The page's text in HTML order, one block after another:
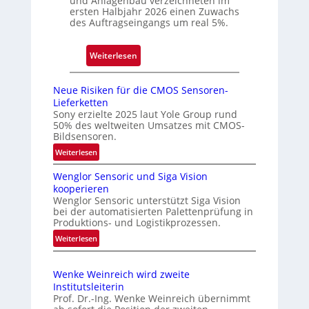
e
n
u
a
r
a
l
f
f
e
t
i
d
l
a
s
u
g
n
C
ersten Halbjahr 2026 einen Zuwachs
des Auftragseingangs um real 5%.
Weiterlesen:
L
e
c
h
l
u
s
i
A
Neue Risiken für die CMOS Sensoren-
Lieferketten
Sony erzielte 2025 laut Yole Group rund
50% des weltweiten Umsatzes mit CMOS-
Bildsensoren.
Weiterlesen:
N
e
u
e
R
i
s
e
n
Wenglor Sensoric und Siga Vision
kooperieren
Wenglor Sensoric unterstützt Siga Vision
bei der automatisierten Palettenprüfung in
Produktions- und Logistikprozessen.
Weiterlesen:
W
n
g
l
Wenke Weinreich wird zweite
Institutsleiterin
Prof. Dr.-Ing. Wenke Weinreich übernimmt